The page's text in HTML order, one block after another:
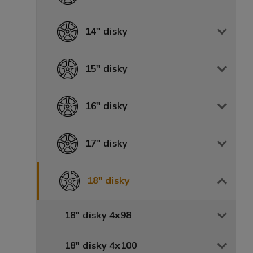
14" disky
15" disky
16" disky
17" disky
18" disky
18" disky 4x98
18" disky 4x100